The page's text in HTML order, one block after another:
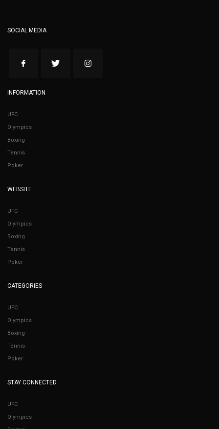
SOCIAL MEDIA
INFORMATION
UFC
Olympics
Boxing
Tennis
Poker
WEBSITE
UFC
Olympics
Boxing
Tennis
Poker
CATEGORIES
UFC
Olympics
Boxing
Tennis
Poker
STAY CONNECTED
UFC
Olympics